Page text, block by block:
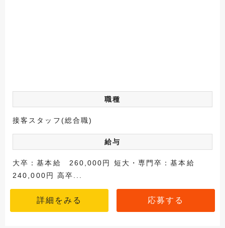
職種
接客スタッフ(総合職)
給与
大卒：基本給 260,000円 短大・専門卒：基本給
240,000円 高卒...
詳細をみる 応募する